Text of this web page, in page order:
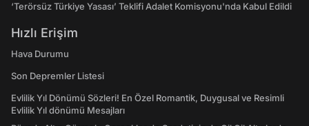
‘Terörsüz Türkiye Yasası’ Teklifi Adalet Komisyonu'nda Kabul Edildi
Hızlı Erişim
Hava Durumu
Son Depremler Listesi
Evlilik Yıl Dönümü Sözleri! En Özel Romantik, Duygusal ve Resimli
Evlilik Yıl dönümü Mesajları